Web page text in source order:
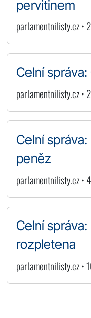
pervitinem
parlamentnilisty.cz •
Celní
parlamentnilisty.cz •
Celní
peněz
parlamentnilisty.cz •
Celní
rozpletena
parlamentnilisty.cz